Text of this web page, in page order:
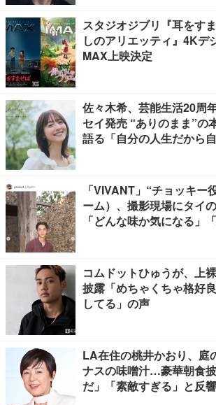
スタジオジブリ『耳をす
しのアリエッティ』4Kデ
MAX上映決定
佐々木希、芸能生活20周
セイ発売 “ありのまま”の
語る「自分の人生だから
「VIVANT」“チョッキー
ーム）、撮影現場にタイ
「どんな味か気になる」
コムドットひゅうが、上
披露「めちゃくちゃ格好
してる」の声
LA在住の桃井かおり、庭
ナスの味噌汁…豪華朝食
だ」「素敵すぎる」と反響